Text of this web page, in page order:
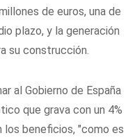
de euros, una de
plazo, y la generación
su construcción.
al Gobierno de España
que grava con un 4%
los beneficios, "como es